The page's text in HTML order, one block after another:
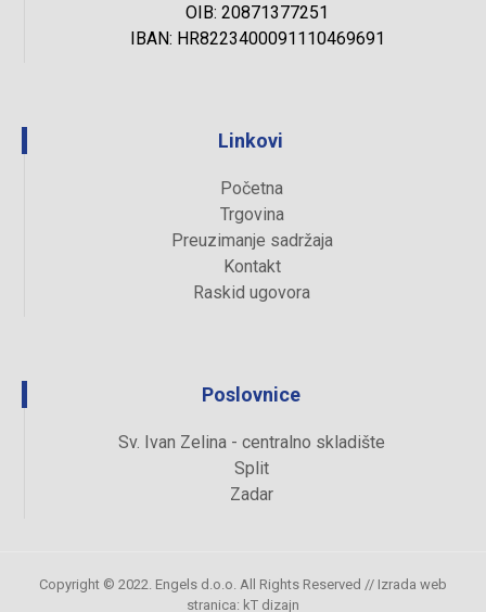
OIB: 20871377251
IBAN: HR8223400091110469691
Linkovi
Početna
Trgovina
Preuzimanje sadržaja
Kontakt
Raskid ugovora
Poslovnice
Sv. Ivan Zelina - centralno skladište
Split
Zadar
Copyright © 2022. Engels d.o.o. All Rights Reserved // Izrada web
stranica: kT dizajn